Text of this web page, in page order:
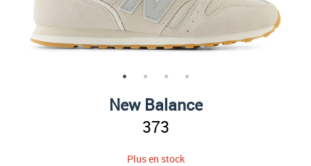
New Balance
373
Plus en stock